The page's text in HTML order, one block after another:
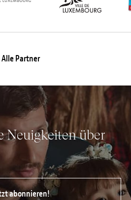
Alle Partner
Neuigkeiten über
abonnieren!